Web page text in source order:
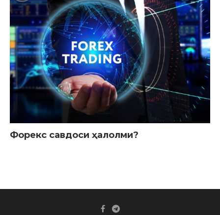
Форекс савдоси ҳалолми?